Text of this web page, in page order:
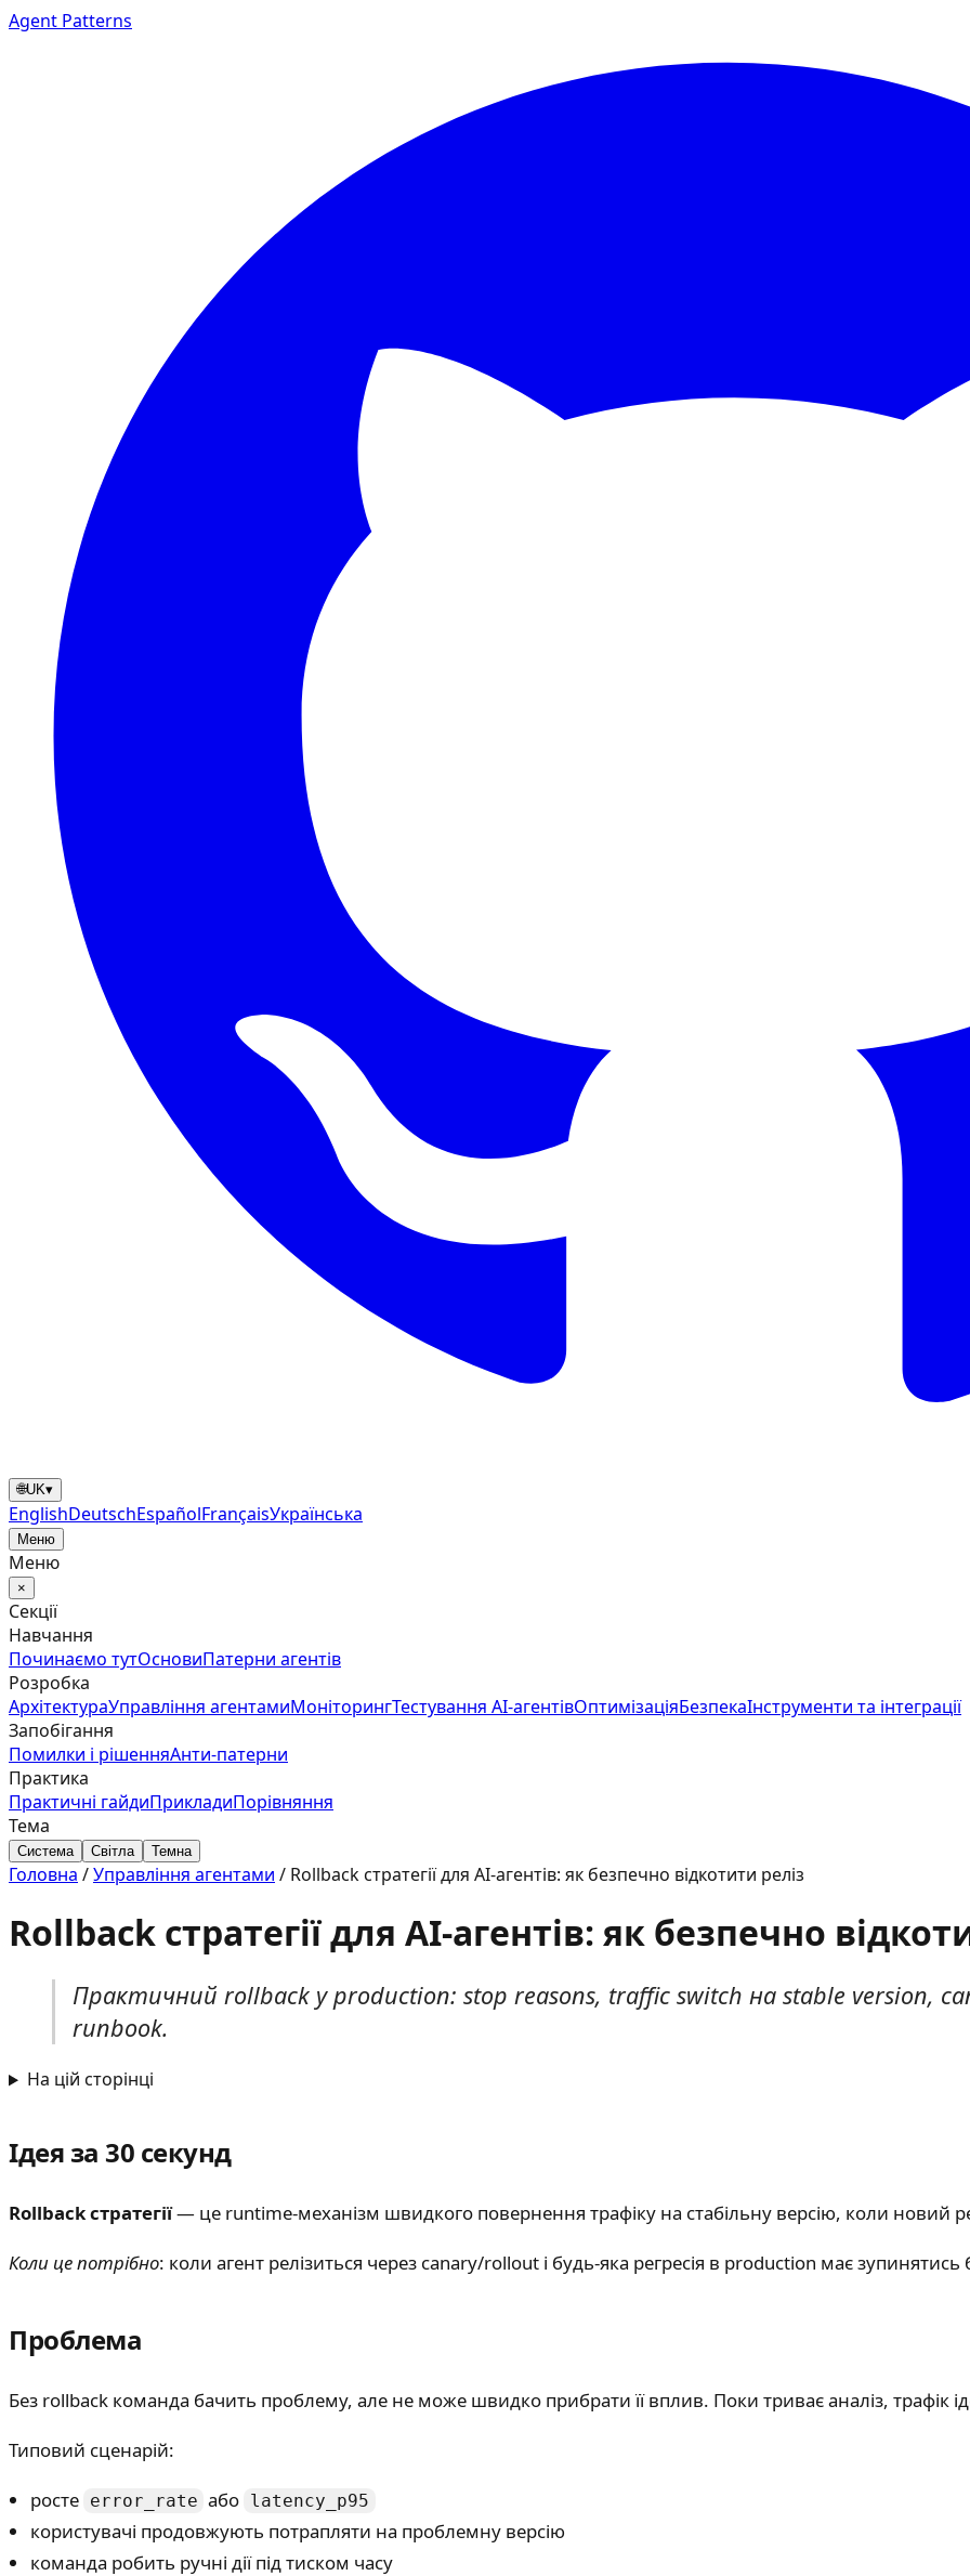
Agent Patterns
🌐UK▾
EnglishDeutschEspañolFrançaisУкраїнська
Меню
Меню
×
Секції
Навчання
Починаємо тутОсновиПатерни агентів
Розробка
АрхітектураУправління агентамиМоніторингТестування AI-агентівОптимізаціяБезпекаІнструменти та інтеграції
Запобігання
Помилки і рішенняАнти‑патерни
Практика
Практичні гайдиПрикладиПорівняння
Тема
Система Світла Темна
Головна /Управління агентами / Rollback стратегії для AI-агентів: як безпечно відкотити реліз
Rollback стратегії для AI-агентів: як безпечно
Практичний rollback у production: stop reasons, traffic switch на stable version,
runbook.
На цій сторінці
Ідея за 30 секунд
Rollback стратегії— це runtime-механізм швидкого повернення трафіку на стабільну версію, коли новий
Коли це потрібно: коли агент релізиться через canary/rollout і будь-яка регресія в production має
Проблема
Без rollback команда бачить проблему, але не може швидко прибрати її вплив. Поки триває аналіз, трафік
Типовий сценарій:
росте error_rate або latency_p95
користувачі продовжують потрапляти на проблемну версію
команда робить ручні дії під тиском часу